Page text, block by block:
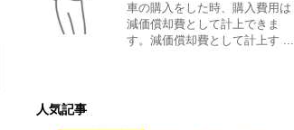
車の購入をした時、購入費用は
減価償却費として計上できま
す。減価償却費として計上す ...
人気記事